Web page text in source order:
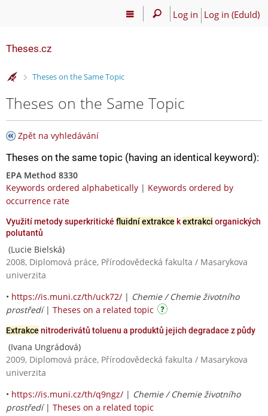
Log in Log in (EduId)
Theses.cz
>
Theses on the Same Topic
Theses on the Same Topic
Zpět na vyhledávání
Theses on the same topic (having an identical keyword):
EPA Method 8330
Keywords ordered alphabetically | Keywords ordered by
occurrence rate
Využití metody superkritické fluidní extrakce kextrakci organických
polutantů
(Lucie Bielská)
2008, Diplomová práce, Přírodovědecká fakulta / Masarykova
univerzita
• https://is.muni.cz/th/uck72/ | Chemie / Chemie životního
prostředí| Theses on a related topic
Extrakce nitroderivátů toluenu a produktů jejich degradace z půdy
(Ivana Ungrádová)
2009, Diplomová práce, Přírodovědecká fakulta / Masarykova
univerzita
• https://is.muni.cz/th/q9ngz/ | Chemie / Chemie životního
prostředí| Theses on a related topic